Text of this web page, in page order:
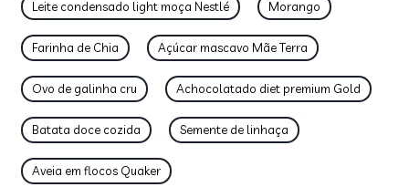
Leite condensado light moça Nestlé Morango
Farinha de Chia Açúcar mascavo Mãe Terra
Ovo de galinha cru Achocolatado diet premium Gold
Batata doce cozida Semente de linhaça
Aveia em flocos Quaker